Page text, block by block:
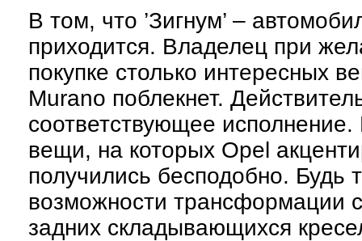
В том, что ’Зигнум’ –
приходится. Владелец при
покупке столько интересных
Murano поблекнет.
соответствующее
вещи, на которых Opel
получились бесподобно. Будь
возможности трансформации
задних складывающихся